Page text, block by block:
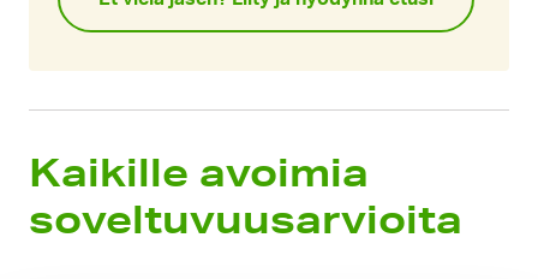
Kaikille avoimia
soveltuvuusarvioita